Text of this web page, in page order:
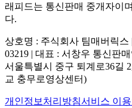
래피드는 통신판매 중개자이
다.
상호명 : 주식회사 팀매버릭스
03219 | 대표 : 서창우 통신판
서울특별시 중구 퇴계로36길
교 충무로영상센터)
개인정보처리방침서비스 이